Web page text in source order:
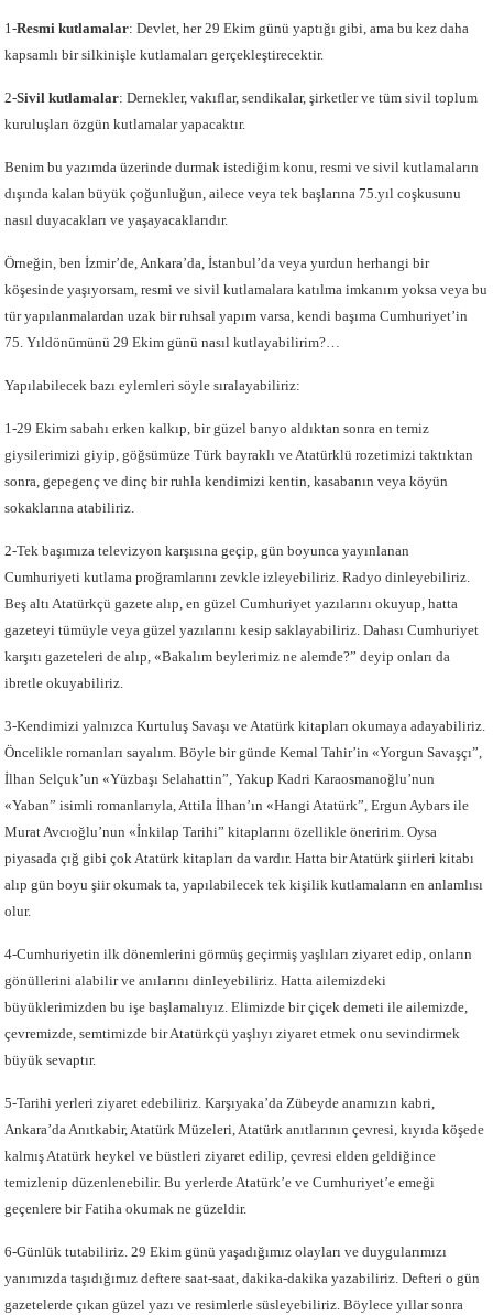
1-Resmi kutlamalar: Devlet, her 29 Ekim günü yaptığı gibi, ama bu kez daha
kapsamlı bir silkinişle kutlamaları gerçekleştirecektir.
2-Sivil kutlamalar: Dernekler, vakıflar, sendikalar, şirketler ve tüm sivil toplum
kuruluşları özgün kutlamalar yapacaktır.
Benim bu yazımda üzerinde durmak istediğim konu, resmi ve sivil kutlamaların
dışında kalan büyük çoğunluğun, ailece veya tek başlarına 75.yıl coşkusunu
nasıl duyacakları ve yaşayacaklarıdır.
Örneğin, ben İzmir’de, Ankara’da, İstanbul’da veya yurdun herhangi bir
köşesinde yaşıyorsam, resmi ve sivil kutlamalara katılma imkanım yoksa veya bu
tür yapılanmalardan uzak bir ruhsal yapım varsa, kendi başıma Cumhuriyet’in
75. Yıldönümünü 29 Ekim günü nasıl kutlayabilirim?…
Yapılabilecek bazı eylemleri söyle sıralayabiliriz:
1-29 Ekim sabahı erken kalkıp, bir güzel banyo aldıktan sonra en temiz
giysilerimizi giyip, göğsümüze Türk bayraklı ve Atatürklü rozetimizi taktıktan
sonra, gepegenç ve dinç bir ruhla kendimizi kentin, kasabanın veya köyün
sokaklarına atabiliriz.
2-Tek başımıza televizyon karşısına geçip, gün boyunca yayınlanan
Cumhuriyeti kutlama proğramlarını zevkle izleyebiliriz. Radyo dinleyebiliriz.
Beş altı Atatürkçü gazete alıp, en güzel Cumhuriyet yazılarını okuyup, hatta
gazeteyi tümüyle veya güzel yazılarını kesip saklayabiliriz. Dahası Cumhuriyet
karşıtı gazeteleri de alıp, «Bakalım beylerimiz ne alemde?” deyip onları da
ibretle okuyabiliriz.
3-Kendimizi yalnızca Kurtuluş Savaşı ve Atatürk kitapları okumaya adayabiliriz.
Öncelikle romanları sayalım. Böyle bir günde Kemal Tahir’in «Yorgun Savaşçı”,
İlhan Selçuk’un «Yüzbaşı Selahattin”, Yakup Kadri Karaosmanoğlu’nun
«Yaban” isimli romanlarıyla, Attila İlhan’ın «Hangi Atatürk”, Ergun Aybars ile
Murat Avcıoğlu’nun «İnkilap Tarihi” kitaplarını özellikle öneririm. Oysa
piyasada çığ gibi çok Atatürk kitapları da vardır. Hatta bir Atatürk şiirleri kitabı
alıp gün boyu şiir okumak ta, yapılabilecek tek kişilik kutlamaların en anlamlısı
olur.
4-Cumhuriyetin ilk dönemlerini görmüş geçirmiş yaşlıları ziyaret edip, onların
gönüllerini alabilir ve anılarını dinleyebiliriz. Hatta ailemizdeki
büyüklerimizden bu işe başlamalıyız. Elimizde bir çiçek demeti ile ailemizde,
çevremizde, semtimizde bir Atatürkçü yaşlıyı ziyaret etmek onu sevindirmek
büyük sevaptır.
5-Tarihi yerleri ziyaret edebiliriz. Karşıyaka’da Zübeyde anamızın kabri,
Ankara’da Anıtkabir, Atatürk Müzeleri, Atatürk anıtlarının çevresi, kıyıda köşede
kalmış Atatürk heykel ve büstleri ziyaret edilip, çevresi elden geldiğince
temizlenip düzenlenebilir. Bu yerlerde Atatürk’e ve Cumhuriyet’e emeği
geçenlere bir Fatiha okumak ne güzeldir.
6-Günlük tutabiliriz. 29 Ekim günü yaşadığımız olayları ve duygularımızı
yanımızda taşıdığımız deftere saat-saat, dakika-dakika yazabiliriz. Defteri o gün
gazetelerde çıkan güzel yazı ve resimlerle süsleyebiliriz. Böylece yıllar sonra